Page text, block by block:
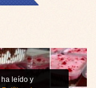
leído y